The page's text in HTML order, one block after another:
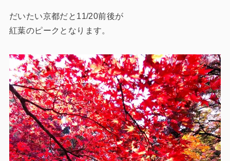
だいたい京都だと11/20前後が
紅葉のピークとなります。